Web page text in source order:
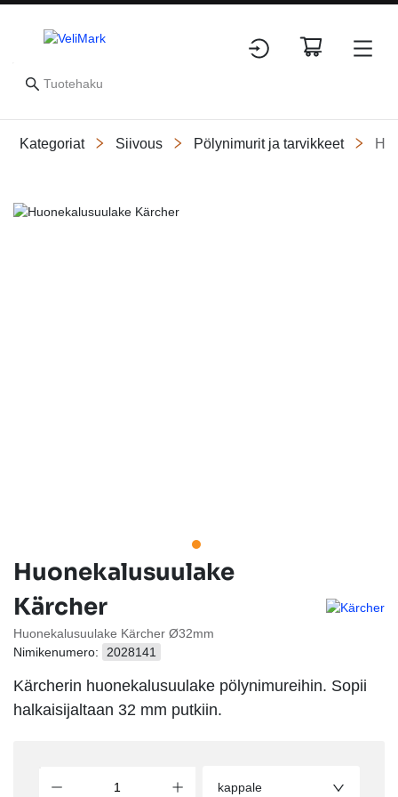
Kategoriat Siivous Pölynimurit ja tarvikkeet
Slide 1 of 1
Huonekalusuulake
Kärcher
Huonekalusuulake Kärcher Ø32mm
Nimikenumero:
2028141
Kärcherin huonekalusuulake pölynimureihin. Sopii
halkaisijaltaan 32 mm putkiin.
kappale